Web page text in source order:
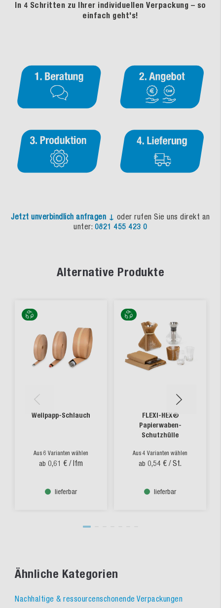
In 4 Schritten zu Ihrer individuellen Verpackung – so
einfach geht's!
Jetzt unverbindlich anfragen ↓ oder rufen Sie uns direkt an
unter: 0821 455 423 0
Alternative Produkte
Wellpapp-Schlauch
Aus 6 Varianten wählen
ab 0,61 € / lfm
lieferbar
FLEXI-HEX®
Papierwaben-
Schutzhülle
Aus 4 Varianten wählen
ab 0,54 € / St.
lieferbar
Ähnliche Kategorien
Nachhaltige & ressourcenschonende Verpackungen